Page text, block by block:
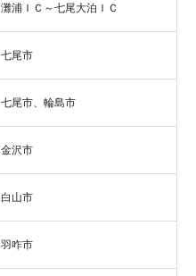
灘浦ＩＣ～七尾大泊ＩＣ
七尾市
七尾市、輪島市
金沢市
白山市
羽咋市